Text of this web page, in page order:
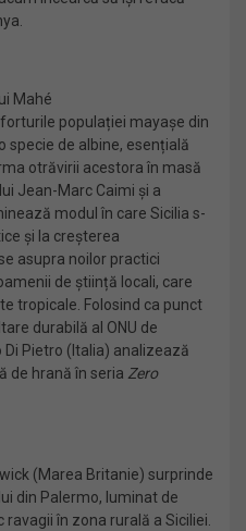
Mahé
populației mayașe din
specie de albine, esențială
otrăvirii acestora în masă
Jean-Marc Caimi și a
modul în care Sicilia s-
și la creșterea
asupra noilor practici
de știință locali, care
tropicale. Folosind ca punct
durabilă al ONU de
Pietro (Italia) analizează
de hrană în seria Zero
(Marea Britanie) surprinde
din Palermo, luminat de
în zona rurală a Siciliei.